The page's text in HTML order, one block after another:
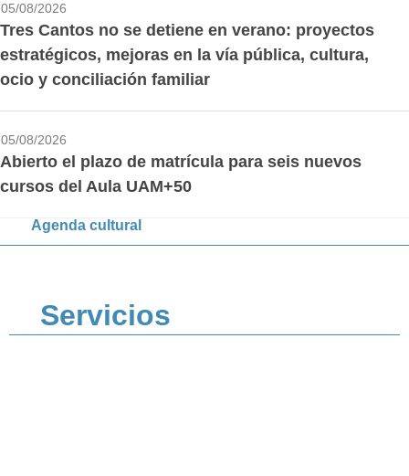
05/08/2026
Tres Cantos no se detiene en verano: proyectos
estratégicos, mejoras en la vía pública, cultura,
ocio y conciliación familiar
05/08/2026
Abierto el plazo de matrícula para seis nuevos
cursos del Aula UAM+50
Agenda cultural
Servicios